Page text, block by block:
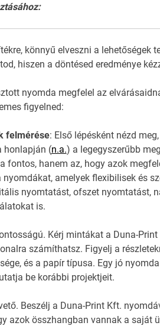
könnyű elveszni a lehetőségek
hiszen a döntésed eredménye
nyomda megfelel az
figyelned:
felmérése: Első lépésként nézd
honlapján (n.a.) a legegyszerűbb
hanem az, hogy azok
amelyek flexibilisek és
nyomtatást, ofszet nyomtatást,
is.
Kérj mintákat a Duna-
számíthatsz. Figyelj a
és a papír típusa. Egy jó
be korábbi projektjeit.
Beszélj a Duna-Print Kft.
azok összhangban vannak a saját